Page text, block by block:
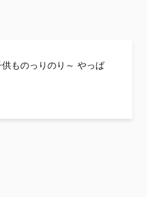
ものっりのり～ やっぱ
Live 盛り上がっちゅーきね！